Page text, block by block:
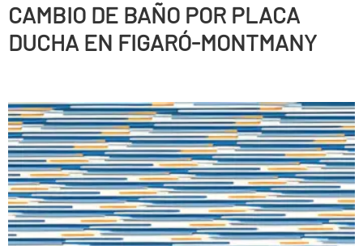
CAMBIO DE BAÑO POR PLACA
DUCHA EN FIGARÓ-MONTMANY